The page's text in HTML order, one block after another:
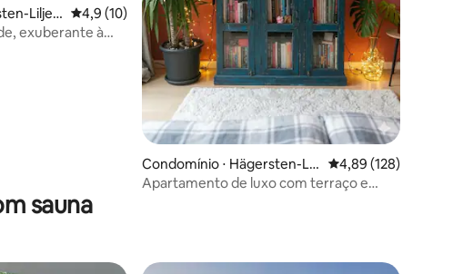
avaliações
Liljeh 4,9 de uma avaliação média de 5, 10 avaliações
4,9 (10)
exuberante à
Condomínio ⋅ Hägersten-Lilj
eholmen
4,89 de uma avaliação
4,89 (128)
Apartamento de luxo com terraço e
sauna